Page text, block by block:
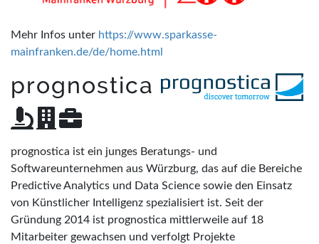
Mehr Infos unter https://www.sparkasse-
mainfranken.de/de/home.html
prognostica
prognostica ist ein junges Beratungs- und
Softwareunternehmen aus Würzburg, das auf die Bereiche
Predictive Analytics und Data Science sowie den Einsatz
von Künstlicher Intelligenz spezialisiert ist. Seit der
Gründung 2014 ist prognostica mittlerweile auf 18
Mitarbeiter gewachsen und verfolgt Projekte